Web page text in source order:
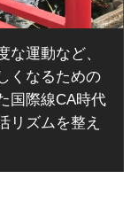
な運動など、
くなるための
国際線CA時代
リズムを整え